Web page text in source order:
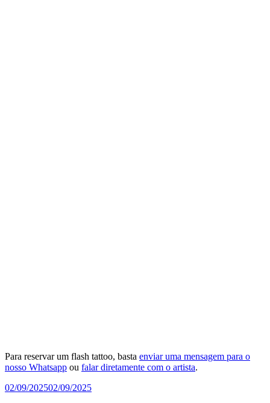
Para reservar um flash tattoo, basta enviar uma mensagem para o
nosso Whatsapp ou falar diretamente com o artista.
Publicado
02/09/202502/09/2025